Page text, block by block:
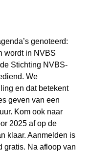
genoteerd:
wordt in NVBS
Stichting NVBS-
We
en dat betekent
geven van een
Kom ook naar
2025 af op de
klaar. Aanmelden is
gratis. Na afloop van